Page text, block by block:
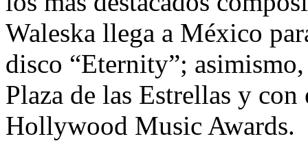
Waleska llega a México
disco “Eternity”;
Plaza de las Estrellas y
Hollywood Music Awards.